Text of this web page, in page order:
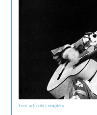
Leer artículo completo